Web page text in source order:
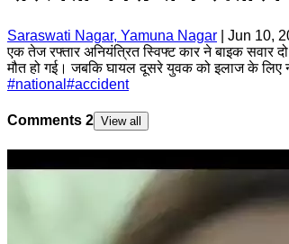
Saraswati Nagar, Yamuna Nagar
Jun 10,
एक तेज रफ्तार अनियंत्रित स्विफ्ट कार ने बाइक सवार
मौत हो गई। जबकि घायल दूसरे युवक को इलाज के लिए
#national #accident
Comments 2 View all